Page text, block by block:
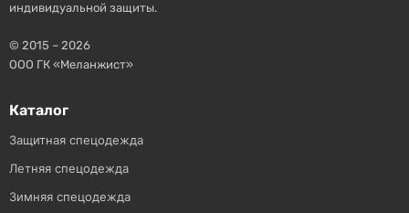
индивидуальной защиты.
© 2015 – 2026
ООО ГК «Меланжист»
Каталог
Защитная спецодежда
Летняя спецодежда
Зимняя спецодежда